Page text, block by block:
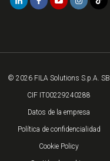
© 2026 FILA Solutions S.p.A. SB
CIF IT00229240288
Datos de la empresa
Política de confidencialidad
Cookie Policy